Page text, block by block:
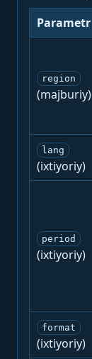
Parametr
region
(majburiy)
lang
(ixtiyoriy)
period
(ixtiyoriy)
format
(ixtiyoriy)